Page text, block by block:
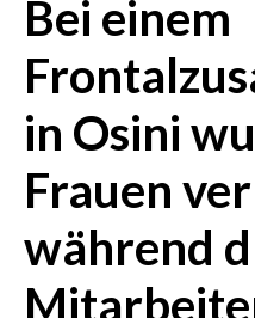
ITALIA
MONDO
POLITICA
ECONOMIA
SERVIZI ALLE IMPRESE
Bei einem
in Osini
Frauen
während